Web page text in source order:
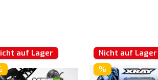
auf Lager
Nicht auf Lager
%